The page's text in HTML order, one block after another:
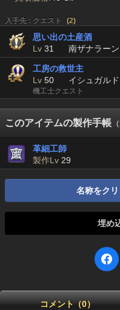
入手先 : クエスト (2)
思い出の土産酒
Lv 31 南ザナラーン
工房の救世主
Lv 50 イシュガルド
機工士クエスト
このアイテムの製作手帳 (
革細工師
製作Lv 29
名称をク
埋め
コメント（0）